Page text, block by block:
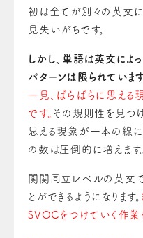
初は全てが別々の英文
見失いがちです。
しかし、単語は英文によ
パターンは限られています
一見、ばらばらに思える
です。 その規則性を見つ
思える現象が一本の線
の数は圧倒的に増えます。
関関同立レベルの英文
とができるようになります。
SVOCをつけていく作業